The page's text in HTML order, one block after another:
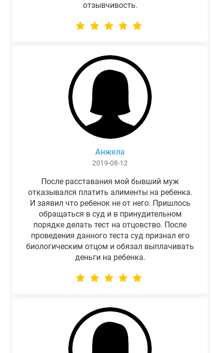
отзывчивость.
Анжела
2019-08-12
После расставания мой бывший муж
отказывался платить алименты на ребенка.
И заявил что ребенок не от него. Пришлось
обращаться в суд и в принудительном
порядке делать тест на отцовство. После
проведения данного теста суд признал его
биологическим отцом и обязал выплачивать
деньги на ребенка.